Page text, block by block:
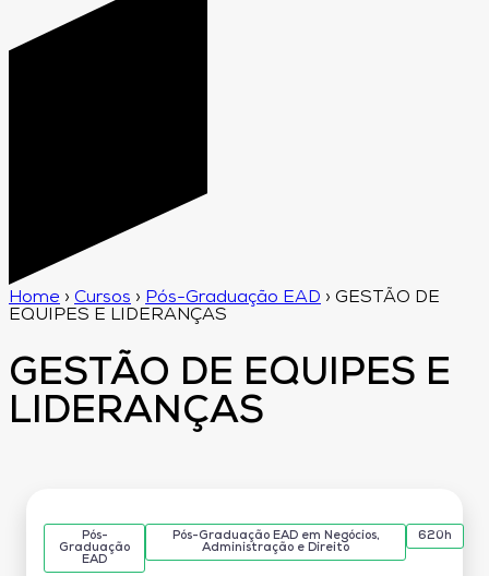
Home › Cursos › Pós-Graduação EAD › GESTÃO DE
EQUIPES E LIDERANÇAS
GESTÃO DE EQUIPES E
LIDERANÇAS
Pós-
Graduação
EAD
Pós-Graduação EAD em Negócios,
Administração e Direito
620h